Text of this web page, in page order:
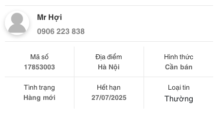
Mr Hợi
0906 223 838
Mã số
17853003
Địa điểm
Hà Nội
Hình thức
Cần bán
Tình trạng
Hàng mới
Hết hạn
27/07/2025
Loại tin
Thường